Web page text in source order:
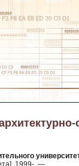
1999-. —.